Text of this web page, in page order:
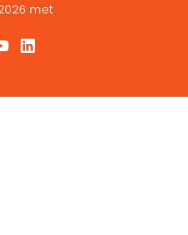
met